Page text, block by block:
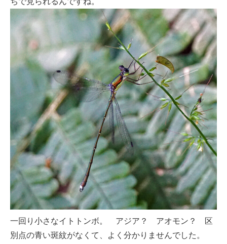
一回り小さなイトトンボ。 アジア？ アオモン？ 区
別点の青い斑紋がなくて、よく分かりませんでした。